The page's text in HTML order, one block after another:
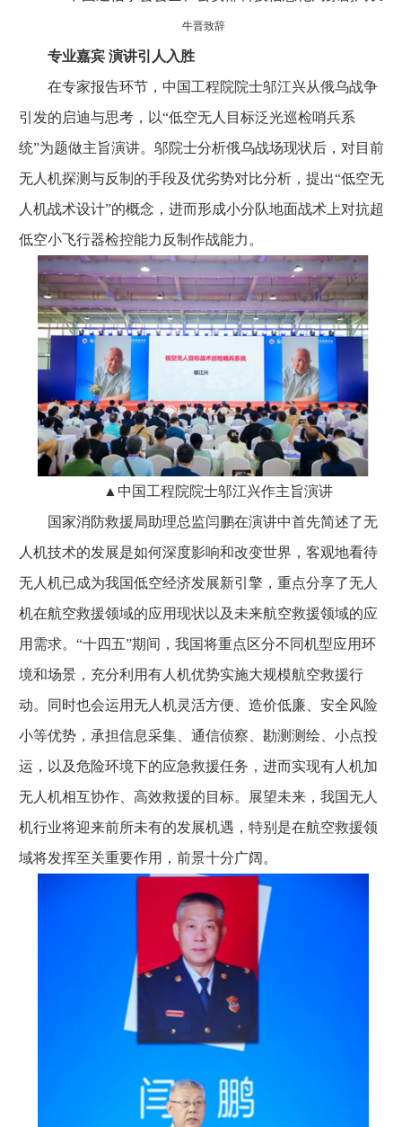
牛晋致辞
专业嘉宾 演讲引人入胜
在专家报告环节，中国工程院院士邬江兴从俄乌战争
引发的启迪与思考，以“低空无人目标泛光巡检哨兵系
统”为题做主旨演讲。邬院士分析俄乌战场现状后，对目前
无人机探测与反制的手段及优劣势对比分析，提出“低空无
人机战术设计”的概念，进而形成小分队地面战术上对抗超
低空小飞行器检控能力反制作战能力。
▲中国工程院院士邬江兴作主旨演讲
国家消防救援局助理总监闫鹏在演讲中首先简述了无
人机技术的发展是如何深度影响和改变世界，客观地看待
无人机已成为我国低空经济发展新引擎，重点分享了无人
机在航空救援领域的应用现状以及未来航空救援领域的应
用需求。“十四五”期间，我国将重点区分不同机型应用环
境和场景，充分利用有人机优势实施大规模航空救援行
动。同时也会运用无人机灵活方便、造价低廉、安全风险
小等优势，承担信息采集、通信侦察、勘测测绘、小点投
运，以及危险环境下的应急救援任务，进而实现有人机加
无人机相互协作、高效救援的目标。展望未来，我国无人
机行业将迎来前所未有的发展机遇，特别是在航空救援领
域将发挥至关重要作用，前景十分广阔。